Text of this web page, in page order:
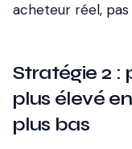
acheteur réel,
Stratégie 2 :
plus élevé
plus bas